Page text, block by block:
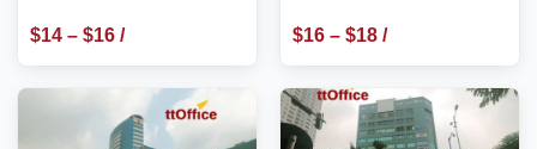
$14– $16/
m2
$16– $18/
m2